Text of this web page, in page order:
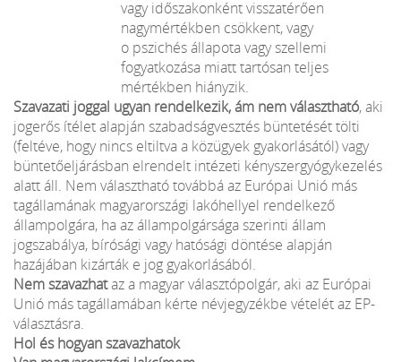
vagy időszakonként visszatérően
nagymértékben csökkent, vagy
o pszichés állapota vagy szellemi
fogyatkozása miatt tartósan teljes
mértékben hiányzik.
Szavazati joggal ugyan rendelkezik, ám nem választható, aki
jogerős ítélet alapján szabadságvesztés büntetését tölti
(feltéve, hogy nincs eltiltva a közügyek gyakorlásától) vagy
büntetőeljárásban elrendelt intézeti kényszergyógykezelés
alatt áll. Nem választható továbbá az Európai Unió más
tagállamának magyarországi lakóhellyel rendelkező
állampolgára, ha az állampolgársága szerinti állam
jogszabálya, bírósági vagy hatósági döntése alapján
hazájában kizárták e jog gyakorlásából.
Nem szavazhataz a magyar választópolgár, aki az Európai
Unió más tagállamában kérte névjegyzékbe vételét az EP-
választásra.
Hol és hogyan szavazhatok